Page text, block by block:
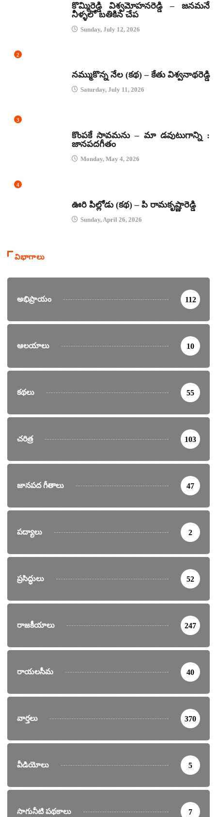
కొమ్మిరెడ్డి విశ్వమోహనరెడ్డి – జనమనే
నీళ్ళలో బతికిన చేప
Sunday, July 12, 2026
2
నమ్ముకొన్న నేల (కథ) – కేతు విశ్వనాథరెడ్డి
Saturday, July 11, 2026
3
కొంపకే సావమను – మా డవుటుగాన్ని :
జానపదగీతం
Monday, May 4, 2026
4
ఊరి పిల్లోడు (కథ) – పి రామకృష్ణారెడ్డి
Sunday, April 26, 2026
విభాగాలు
అభిప్రాయం 112
ఆలయాలు 10
కథలు 55
చరిత్ర 103
జానపద గీతాలు 47
పద్యాలు 2
ప్రసిద్ధులు 52
రాజకీయాలు 247
రాయలసీమ 40
వార్తలు 370
వీడియోలు 5
సాగునీటి పథకాలు 7